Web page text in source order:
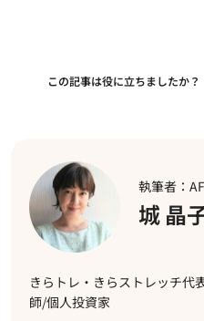
この記事は役に立ちましたか？
執筆者：
城 晶
きらトレ・きらストレッチ代
師/個人投資家